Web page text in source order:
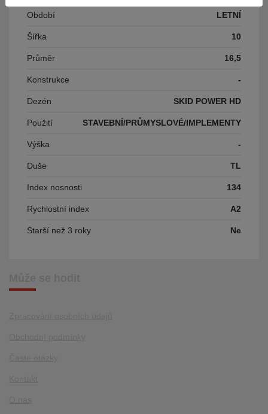
Období LETNÍ
Šířka 10
Průměr 16,5
Konstrukce -
Dezén SKID POWER HD
Použití STAVEBNÍ/PRŮMYSLOVÉ/IMPLEMENTY
Výška -
Duše TL
Index nosnosti 134
Rychlostní index A2
Starší než 3 roky Ne